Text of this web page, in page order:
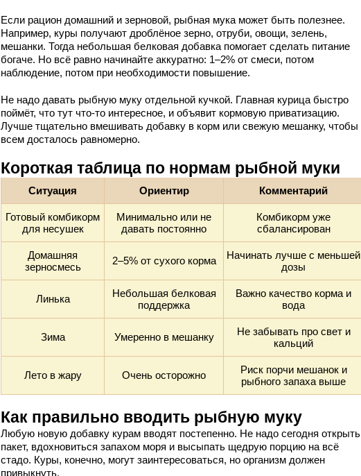
Если рацион домашний и зерновой, рыбная мука может быть полезнее.
Например, куры получают дроблёное зерно, отруби, овощи, зелень,
мешанки. Тогда небольшая белковая добавка помогает сделать питание
богаче. Но всё равно начинайте аккуратно: 1–2% от смеси, потом
наблюдение, потом при необходимости повышение.
Не надо давать рыбную муку отдельной кучкой. Главная курица быстро
поймёт, что тут что-то интересное, и объявит кормовую приватизацию.
Лучше тщательно вмешивать добавку в корм или свежую мешанку, чтобы
всем досталось равномерно.
Короткая таблица по нормам рыбной муки
Ситуация Ориентир Комментарий
Готовый комбикорм
для несушек
Минимально или не
давать постоянно
Комбикорм уже
сбалансирован
Домашняя
зерносмесь
2–5% от сухого корма
Начинать лучше с меньшей
дозы
Линька
Небольшая белковая
поддержка
Важно качество корма и
вода
Зима Умеренно в мешанку
Не забывать про свет и
кальций
Лето в жару Очень осторожно
Риск порчи мешанок и
рыбного запаха выше
Как правильно вводить рыбную муку
Любую новую добавку курам вводят постепенно. Не надо сегодня открыть
пакет, вдохновиться запахом моря и высыпать щедрую порцию на всё
стадо. Куры, конечно, могут заинтересоваться, но организм должен
привыкнуть.